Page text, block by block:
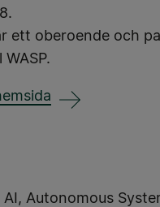
ett oberoende och
AI, Autonomous